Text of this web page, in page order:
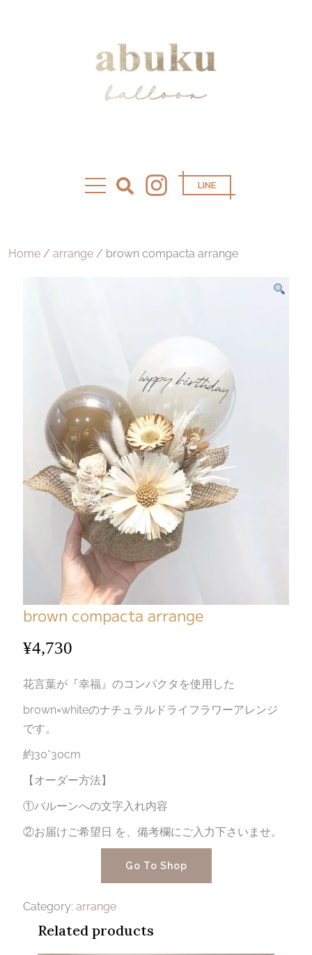
LINE
Home / arrange / brown compacta arrange
brown compacta arrange
¥4,730
花言葉が『幸福』のコンパクタを使用した
brown×whiteのナチュラルドライフラワーアレンジ
です。
約30*30cm
【オーダー方法】
①バルーンへの文字入れ内容
②お届けご希望日 を、備考欄にご入力下さいませ。
Go To Shop
Category:arrange
Related products